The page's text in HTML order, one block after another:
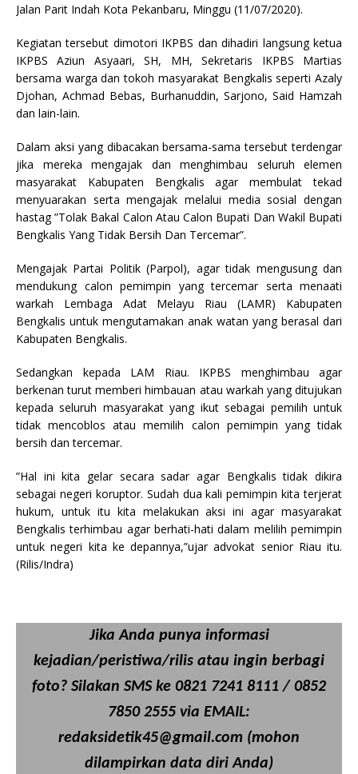
Jalan Parit Indah Kota Pekanbaru, Minggu (11/07/2020).
Kegiatan tersebut dimotori IKPBS dan dihadiri langsung ketua
IKPBS Aziun Asyaari, SH, MH, Sekretaris IKPBS Martias
bersama warga dan tokoh masyarakat Bengkalis seperti Azaly
Djohan, Achmad Bebas, Burhanuddin, Sarjono, Said Hamzah
dan lain-lain.
Dalam aksi yang dibacakan bersama-sama tersebut terdengar
jika mereka mengajak dan menghimbau seluruh elemen
masyarakat Kabupaten Bengkalis agar membulat tekad
menyuarakan serta mengajak melalui media sosial dengan
hastag ”Tolak Bakal Calon Atau Calon Bupati Dan Wakil Bupati
Bengkalis Yang Tidak Bersih Dan Tercemar”.
Mengajak Partai Politik (Parpol), agar tidak mengusung dan
mendukung calon pemimpin yang tercemar serta menaati
warkah Lembaga Adat Melayu Riau (LAMR) Kabupaten
Bengkalis untuk mengutamakan anak watan yang berasal dari
Kabupaten Bengkalis.
Sedangkan kepada LAM Riau. IKPBS menghimbau agar
berkenan turut memberi himbauan atau warkah yang ditujukan
kepada seluruh masyarakat yang ikut sebagai pemilih untuk
tidak mencoblos atau memilih calon pemimpin yang tidak
bersih dan tercemar.
”Hal ini kita gelar secara sadar agar Bengkalis tidak dikira
sebagai negeri koruptor. Sudah dua kali pemimpin kita terjerat
hukum, untuk itu kita melakukan aksi ini agar masyarakat
Bengkalis terhimbau agar berhati-hati dalam melilih pemimpin
untuk negeri kita ke depannya,”ujar advokat senior Riau itu.
(Rilis/Indra)
Jika Anda punya informasi
kejadian/peristiwa/rilis atau ingin berbagi
foto? Silakan SMS ke 0821 7241 8111 / 0852
7850 2555 via EMAIL:
redaksidetik45@gmail.com (mohon
dilampirkan data diri Anda)